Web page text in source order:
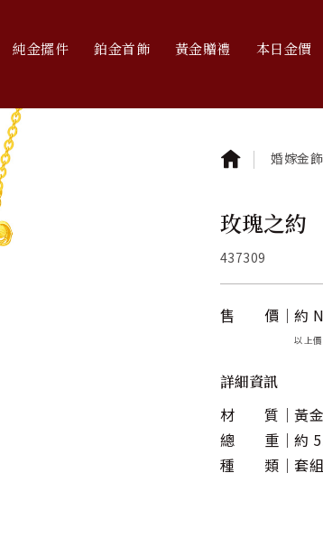
純金擺件 鉑金首飾 黃金贈禮 本日金價
婚嫁金飾
玫瑰之約
437309
售 價 約
以上
詳細資訊
材 質
黃金
總 重
約
種 類
套組